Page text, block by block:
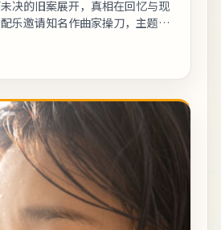
决的旧案展开，真相在回忆与现
乐邀请知名作曲家操刀，主题曲
允许多种答案。《冲绳...